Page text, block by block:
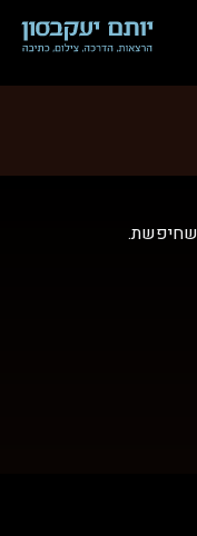
שחיפשת.